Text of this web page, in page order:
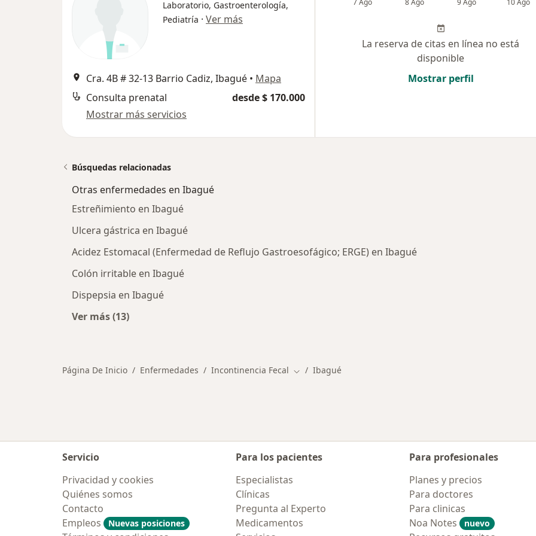
Laboratorio, Gastroenterología,
Pediatría · Ver más
Cra. 4B # 32-13 Barrio Cadiz, Ibagué • Mapa
Consulta prenatal
desde $ 170.000
Mostrar más servicios
7 Ago 8 Ago 9 Ago 10 Ago
La reserva de citas en línea no está
disponible
Mostrar perfil
Búsquedas relacionadas
Otras enfermedades en Ibagué
Estreñimiento en Ibagué
Ulcera gástrica en Ibagué
Acidez Estomacal (Enfermedad de Reflujo Gastroesofágico; ERGE) en Ibagué
Colón irritable en Ibagué
Dispepsia en Ibagué
Ver más (13)
Página De Inicio Enfermedades Incontinencia Fecal Cambiar de ciudad
Ibagué
Servicio
Privacidad y cookies
Quiénes somos
Contacto
Empleos
Nuevas posiciones
Para los pacientes
Especialistas
Clínicas
Pregunta al Experto
Medicamentos
Para profesionales
Planes y precios
Para doctores
Para clinicas
Noa Notes
nuevo